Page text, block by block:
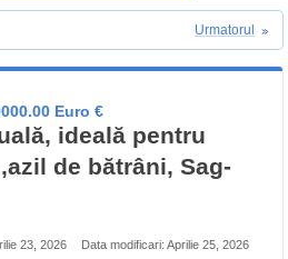
Urmatorul
Euro €
ideală pentru
de bătrâni, Sag-
23, 2026 Data modificari: Aprilie 25, 2026